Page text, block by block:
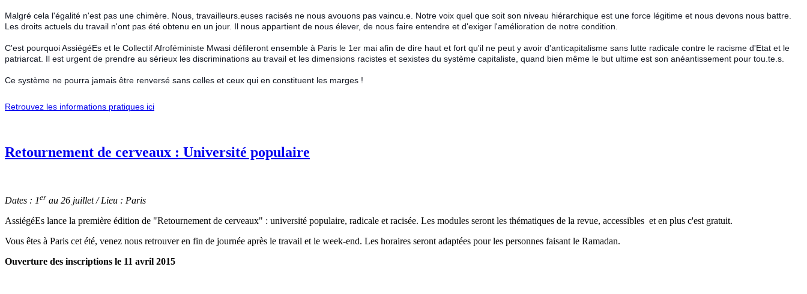
Malgré cela l'égalité n'est pas une chimère. Nous, travailleurs.euses racisés ne nous avouons pas vaincu.e. Notre voix quel que soit son niveau hiérarchique est une force légitime et nous devons nous battre.
Les droits actuels du travail n'ont pas été obtenu en un jour. Il nous appartient de nous élever, de nous faire entendre et d'exiger l'amélioration de notre condition.
C'est pourquoi AssiégéEs et le Collectif Afroféministe Mwasi défileront ensemble à Paris le 1er mai afin de dire haut et fort qu'il ne peut y avoir d'anticapitalisme sans lutte radicale contre le racisme d'Etat et le
patriarcat. Il est urgent de prendre au sérieux les discriminations au travail et les dimensions racistes et sexistes du système capitaliste, quand bien même le but ultime est son anéantissement pour tou.te.s.
Ce système ne pourra jamais être renversé sans celles et ceux qui en constituent les marges !
Retrouvez les informations pratiques ici
Retournement de cerveaux : Université populaire
Dates : 1er au 26 juillet /Lieu : Paris
AssiégéEs lance la première édition de "Retournement de cerveaux" : université populaire, radicale et racisée. Les modules seront les thématiques de la revue, accessibles et en plus c'est gratuit.
Vous êtes à Paris cet été, venez nous retrouver en fin de journée après le travail et le week-end. Les horaires seront adaptées pour les personnes faisant le Ramadan.
Ouverture des inscriptions le 11 avril 2015